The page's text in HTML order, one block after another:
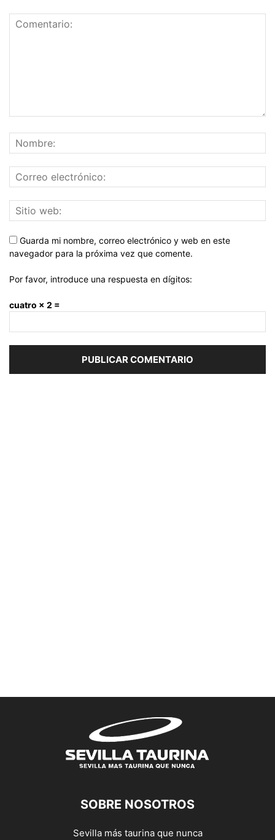
Guarda mi nombre, correo electrónico y web en este
navegador para la próxima vez que comente.
Por favor, introduce una respuesta en dígitos:
cuatro × 2 =
SOBRE NOSOTROS
Sevilla más taurina que nunca